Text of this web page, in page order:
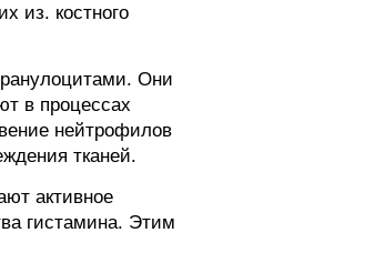
из. костного
Они
в процессах
нейтрофилов
тканей.
активное
гистамина. Этим